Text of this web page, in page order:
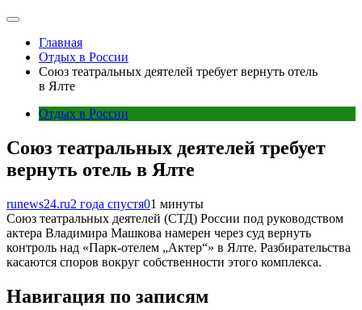
Главная
Отдых в России
Союз театральных деятелей требует вернуть отель
в Ялте
Отдых в России
Союз театральных деятелей требует
вернуть отель в Ялте
runews24.ru2 года спустя01 минуты
Союз театральных деятелей (СТД) России под руководством
актера Владимира Машкова намерен через суд вернуть
контроль над «Парк-отелем „Актер“» в Ялте. Разбирательства
касаются споров вокруг собственности этого комплекса.
Навигация по записям